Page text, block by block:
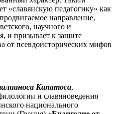
«славянскую педагогику» как
направление,
научного и
и призывает к защите
от псевдоисторических мифов
Капатоса,
и славяноведения
национального